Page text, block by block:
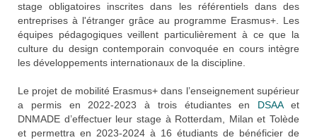
stage obligatoires inscrites dans les référentiels dans des
entreprises à l'étranger grâce au programme Erasmus+. Les
équipes pédagogiques veillent particulièrement à ce que la
culture du design contemporain convoquée en cours intègre
les développements internationaux de la discipline.
Le projet de mobilité Erasmus+ dans l’enseignement supérieur
a permis en 2022-2023 à trois étudiantes en DSAAet
DNMADE d’effectuer leur stage à Rotterdam, Milan et Tolède
et permettra en 2023-2024 à 16 étudiants de bénéficier de